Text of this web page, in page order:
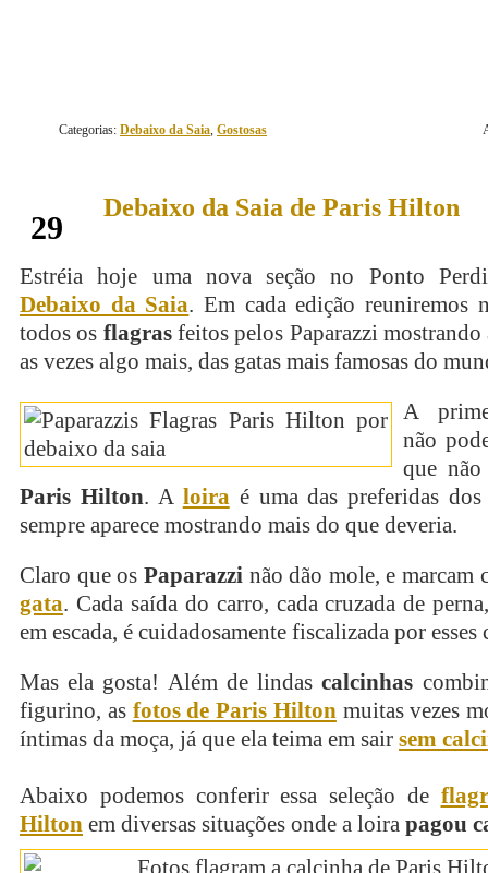
Categorias: Debaixo da Saia, Gostosas
29
Debaixo da Saia de Paris Hilton
Estréia hoje uma nova seção no Ponto
Debaixo da Saia. Em cada edição reuniremos
todos os flagrasfeitos pelos Paparazzi
as vezes algo mais, das gatas mais famosas do
A
não
que
Paris Hilton. A loiraé uma das preferidas
sempre aparece mostrando mais do que deveria.
Claro que os Paparazzinão dão mole, e marcam
gata. Cada saída do carro, cada cruzada de
em escada, é cuidadosamente fiscalizada por esses
Mas ela gosta! Além de lindascalcinhas
figurino, as fotos de Paris Hiltonmuitas vezes
íntimas da moça, já que ela teima em sair sem
Abaixo podemos conferir essa seleção de
Hilton em diversas situações onde a loira pagou